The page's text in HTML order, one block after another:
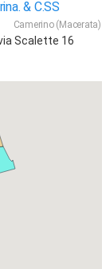
& C.SS
Camerino (Macerata)
Scalette 16